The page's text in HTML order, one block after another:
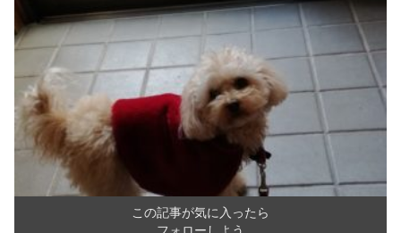
この記事が気に入ったら
フォローしよう